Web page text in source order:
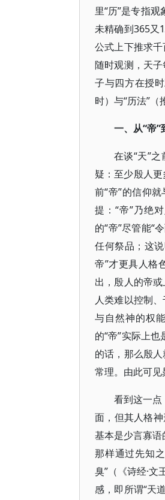
里“历”是专指
未精确到365又
公式上下推求
随时观测，天
子与四方在授
时）与“历法”（
一、从“帝”
在谈“天”
疑：至少殷人更
前“帝”的信仰
提：“帝”乃绝
的“帝”尽管能“
任何祭品；这
帝”才更具人格
出，殷人的帝
人类难以控制
与自然神的权
的“帝”实际上
的话，那么殷
常理。由此可见
看到这一点
面，但其人格
基本是少言寡语
那样通过先知
臭”（《诗经·
感，即所谓“天